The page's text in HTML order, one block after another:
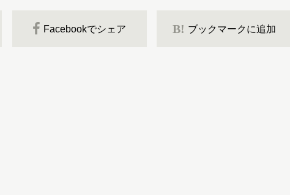
Facebookでシェア B! ブックマークに追加